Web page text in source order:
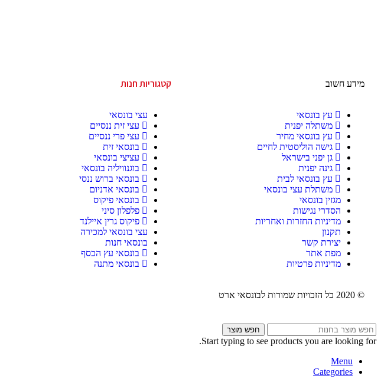
מידע חשוב
עץ בונסאי
משתלה יפנית
עץ בונסאי מחיר
גישה הוליסטית לחיים
גן יפני בישראל
גינה יפנית
עץ בונסאי לבית
משתלת עצי בונסאי
מגזין בונסאי
הסדרי נגישות
מדיניות החזרות ואחריות
תקנון
יצירת קשר
מפת אתר
מדיניות פרטיות
קטגוריות חנות
עצי בונסאי
עצי זית ננסיים
עצי פרי ננסיים
בונסאי זית
עציצי בונסאי
בוגנוויליה בונסאי
בונסאי ברוש ננסי
בונסאי אדניום
בונסאי פיקוס
פלפלון סיני
פיקוס גרין איילנד
עצי בונסאי למכירה
בונסאי חנות
בונסאי עץ הכסף
בונסאי מתנה
© 2020 כל הזכויות שמורות לבונסאי ארט
חפש מוצר
Start typing to see products you are looking for.
Menu
Categories